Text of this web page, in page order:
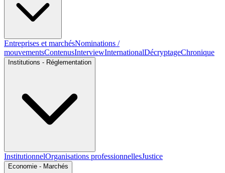
Entreprises et marchésNominations /
mouvementsContenusInterviewInternationalDécryptageChronique
Institutions - Réglementation
InstitutionnelOrganisations professionnellesJustice
Economie - Marchés